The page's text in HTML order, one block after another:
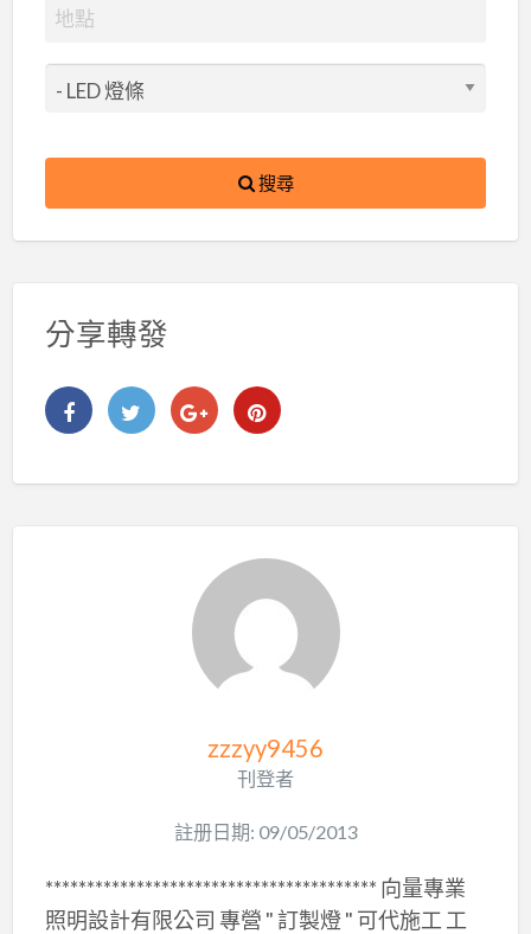
搜尋
分享轉發
zzzyy9456
刊登者
註册日期: 09/05/2013
**************************************** 向量專業
照明設計有限公司 專營 " 訂製燈 " 可代施工 工